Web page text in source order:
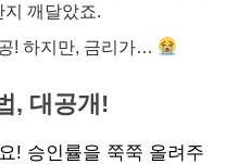
깨달았죠.
! 하지만, 금리가…
, 대공개!
! 승인률을 쭉쭉 올려주